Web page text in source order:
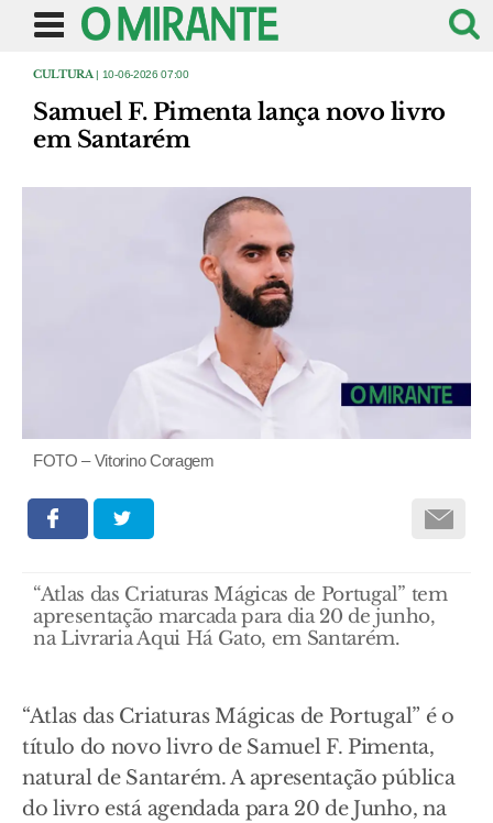
CULTURA | 10-06-2026 07:00
Samuel F. Pimenta lança novo livro
em Santarém
FOTO – Vitorino Coragem
“Atlas das Criaturas Mágicas de Portugal” tem
apresentação marcada para dia 20 de junho,
na Livraria Aqui Há Gato, em Santarém.
“Atlas das Criaturas Mágicas de Portugal” é o
título do novo livro de Samuel F. Pimenta,
natural de Santarém. A apresentação pública
do livro está agendada para 20 de Junho, na